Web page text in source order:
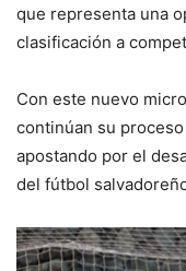
que representa una
clasificación a
Con este nuevo
continúan su
apostando por el
del fútbol